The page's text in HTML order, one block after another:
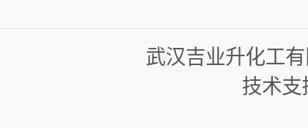
武汉吉业升化工
技术